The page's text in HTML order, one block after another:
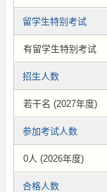
留学生特别考试
有留学生特别考试
招生人数
若干名 (2027年度)
参加考试人数
0人 (2026年度)
合格人数